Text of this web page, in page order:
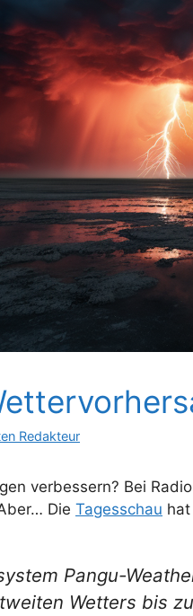
Redakteur
verbessern? Bei
Die Tagesschau
Pangu-
Wetters bis